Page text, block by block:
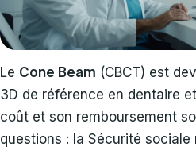
Le Cone Beam (CBCT) est
3D de référence en dentaire
coût et son remboursement
questions : la Sécurité